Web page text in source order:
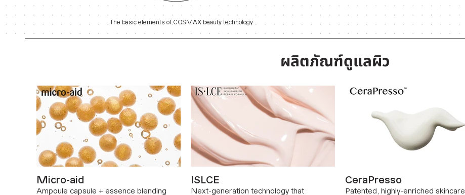
The basic elements of COSMAX beauty technology
ผลิตภัณฑ์ดูแลผิว
Micro-aid
Ampoule capsule + essence blending
ISLCE
Next-generation technology that
CeraPresso
Patented, highly-enriched skincare